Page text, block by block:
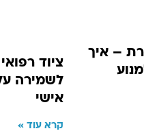
– איך
ציוד
לשמירה על
אישי
קרא עוד »